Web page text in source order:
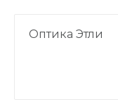
Оптика Этли